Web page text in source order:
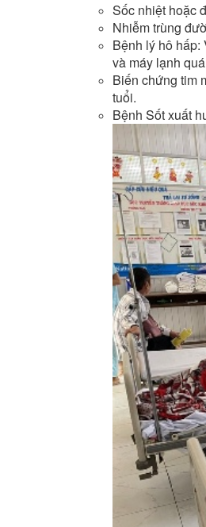
Sốc nhiệt hoặc
Nhiễm trùng
Bệnh lý hô hấp:
và máy lạnh
Biến chứng tim
tuổi.
Bệnh Sốt xuất